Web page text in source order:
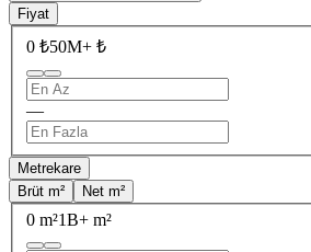
Fiyat
0 ₺50M+ ₺
—
Metrekare
Brüt m²
Net m²
0 m²1B+ m²